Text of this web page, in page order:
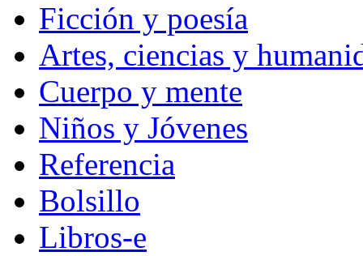
Ficción y poesía
Artes, ciencias y
Cuerpo y mente
Niños y Jóvenes
Referencia
Bolsillo
Libros-e